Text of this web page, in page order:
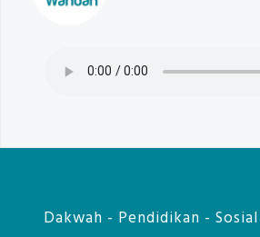
Dakwah - Pendidikan -